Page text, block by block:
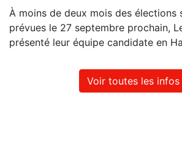
À moins de deux mois des élections
prévues le 27 septembre prochain,
présenté leur équipe candidate en
Voir toutes les infos